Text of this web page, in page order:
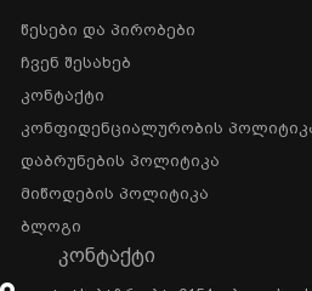
Წესები Და Პირობები
Ჩვენ Შესახებ
Კონტაქტი
Კონფიდენციალურობის
Დაბრუნების Პოლიტიკა
Მიწოდების Პოლიტიკა
Ბლოგი
ᲙᲝᲜᲢᲐᲥᲢᲘ